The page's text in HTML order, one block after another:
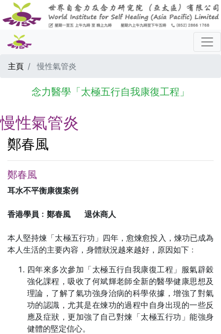
主頁 慢性氣管炎
念力醫學「太極五行自我康復工程」
慢性氣管炎
鄭春風
鄭春風
耳水不平衡康復案例
香港學員﹕鄭春風 退休商人
本人堅持煉「太極五行功」四年，愈煉愈投入，煉功已成為
本人生活的主要內容，身體狀況越來越好，原因如下﹕
四年來多次參加「太極五行自我康復工程」服氣辟穀
強化課程，吸收了何斌輝老師全新的醫學健康思想及
理論，了解了氣功強身治病的科學依據，增強了對氣
功的認識，尤其是在煉功的過程中自身出現的一些反
應及症狀，更加強了自己對煉「太極五行功」能強身
健體的堅定信心。